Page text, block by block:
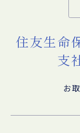
住友生命
支
お